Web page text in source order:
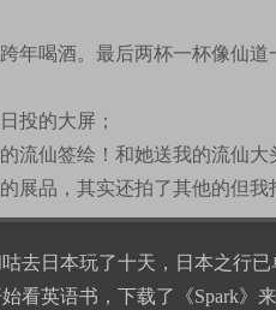
年喝酒。最后两杯一杯像仙
投的大屏；
流仙签绘！和她送我的流仙大
展品，其实还拍了其他的但我
去日本玩了十天，日本之行已
看英语书，下载了《Spark》